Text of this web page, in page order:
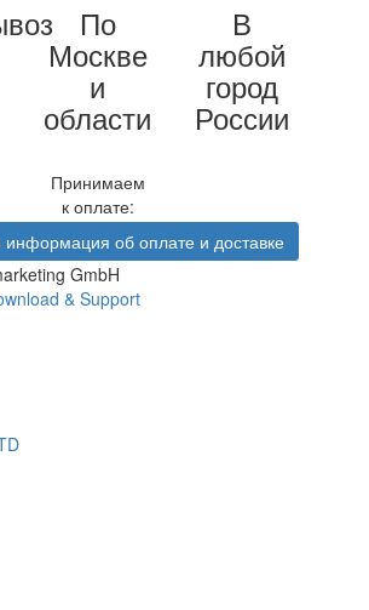
По
Москве
и
области
В
любой
город
России
Принимаем
к оплате:
об оплате и доставке
GmbH
& Support